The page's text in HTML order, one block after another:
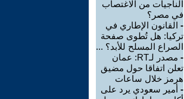
الناجيات من الاغتصاب
في مصر؟
- القانون الإطاري في
تركيا: هل تُطوى صفحة
الصراع المسلح للأبد؟ ...
-
مصدر لـRT: عمان
تعلن اتفاقا حول مضيق
هرمز خلال ساعات
- أمير سعودي يرد على